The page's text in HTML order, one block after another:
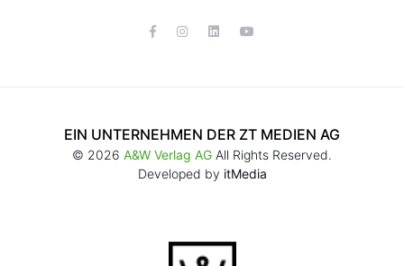
EIN UNTERNEHMEN DER ZT MEDIEN AG
© 2026 A&W Verlag AG All Rights Reserved.
Developed by itMedia